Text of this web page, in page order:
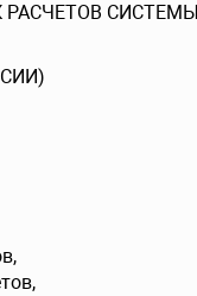
РАСЧЕТОВ